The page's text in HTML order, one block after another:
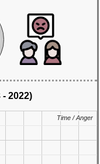
2022)
Time / Anger
Time / Anger